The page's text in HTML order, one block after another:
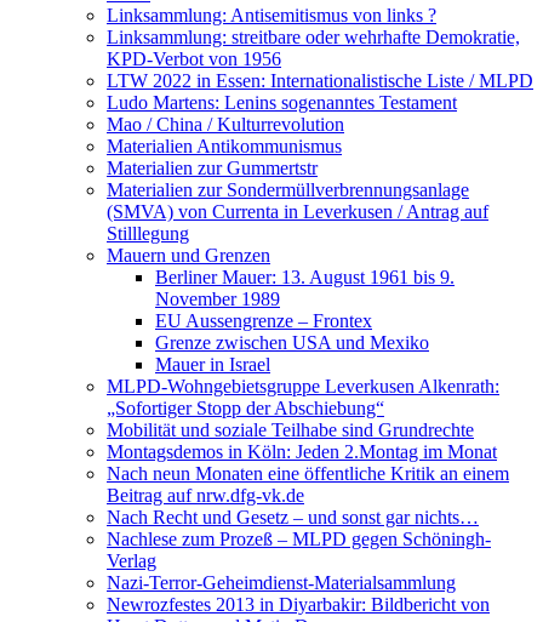
Linksammlung: Antisemitismus von links ?
Linksammlung: streitbare oder wehrhafte Demokratie,
KPD-Verbot von 1956
LTW 2022 in Essen: Internationalistische Liste / MLPD
Ludo Martens: Lenins sogenanntes Testament
Mao / China / Kulturrevolution
Materialien Antikommunismus
Materialien zur Gummertstr
Materialien zur Sondermüllverbrennungsanlage
(SMVA) von Currenta in Leverkusen / Antrag auf
Stilllegung
Mauern und Grenzen
Berliner Mauer: 13. August 1961 bis 9.
November 1989
EU Aussengrenze – Frontex
Grenze zwischen USA und Mexiko
Mauer in Israel
MLPD-Wohngebietsgruppe Leverkusen Alkenrath:
„Sofortiger Stopp der Abschiebung“
Mobilität und soziale Teilhabe sind Grundrechte
Montagsdemos in Köln: Jeden 2.Montag im Monat
Nach neun Monaten eine öffentliche Kritik an einem
Beitrag auf nrw.dfg-vk.de
Nach Recht und Gesetz – und sonst gar nichts…
Nachlese zum Prozeß – MLPD gegen Schöningh-
Verlag
Nazi-Terror-Geheimdienst-Materialsammlung
Newrozfestes 2013 in Diyarbakir: Bildbericht von